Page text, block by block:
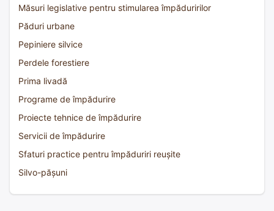
Măsuri legislative pentru stimularea împăduririlor
Păduri urbane
Pepiniere silvice
Perdele forestiere
Prima livadă
Programe de împădurire
Proiecte tehnice de împădurire
Servicii de împădurire
Sfaturi practice pentru împăduriri reușite
Silvo-pășuni